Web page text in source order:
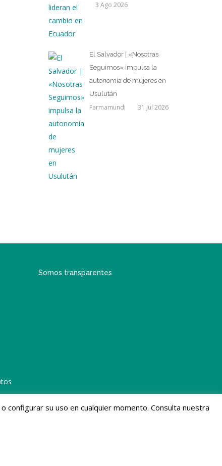
3 Ago 2026
El Salvador | «Nosotras
Seguimos» impulsa la
autonomía de mujeres en
Usulután
Farmamundi 31 Jul 2026
Somos transparentes
su uso en cualquier momento. Consulta nuestra